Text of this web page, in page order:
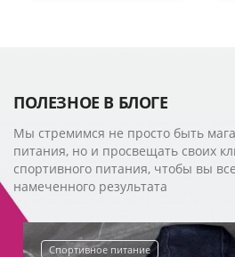
ПОЛЕЗНОЕ В БЛОГЕ
Мы стремимся не просто быть
питания, но и просвещать своих
спортивного питания, чтобы вы
намеченного результата
Спортивное питание